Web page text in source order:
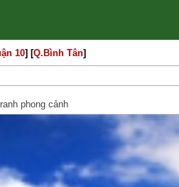
10] [Q.Bình Tân]
phong cảnh